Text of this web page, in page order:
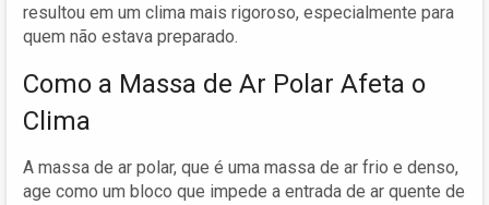
resultou em um clima mais rigoroso, especialmente para
quem não estava preparado.
Como a Massa de Ar Polar Afeta o
Clima
A massa de ar polar, que é uma massa de ar frio e denso,
age como um bloco que impede a entrada de ar quente de